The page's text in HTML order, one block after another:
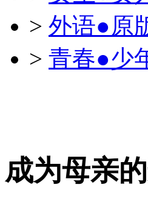
> 外语●原
> 青春●少
成为母亲